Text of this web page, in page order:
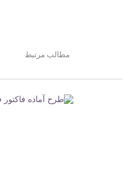
مطالب مرتبط